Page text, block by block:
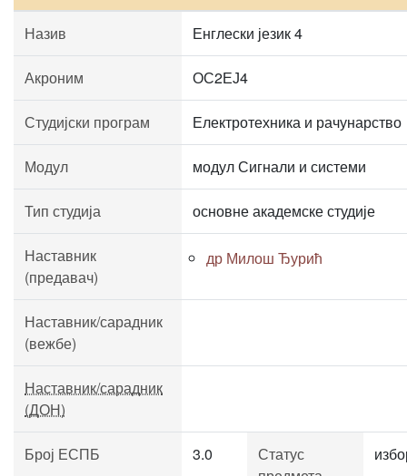
Назив Енглески језик 4
Акроним ОС2ЕЈ4
Студијски програм Електротехника и рачунарство
Модул модул Сигнали и системи
Тип студија основне академске студије
Наставник
(предавач)
др Милош Ђурић
Наставник/сарадник
(вежбе)
Наставник/сарадник
(ДОН)
Број ЕСПБ 3.0
Статус